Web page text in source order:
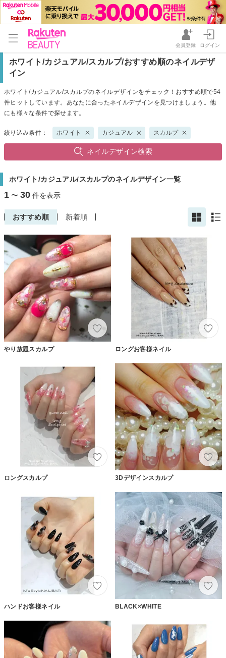
会員登録 ログイン
ホワイト/カジュアル/スカルプ/おすすめ順のネイルデザ
イン
ホワイト/カジュアル/スカルプのネイルデザインをチェック！おすすめ順で54
件ヒットしています。あなたに合ったネイルデザインを見つけましょう。他
にも様々な条件で探せます。
絞り込み条件： ホワイト カジュアル スカルプ
ネイルデザイン検索
ホワイト/カジュアル/スカルプのネイルデザイン一覧
1 〜 30 件を表示
おすすめ順 新着順
やり放題スカルプ ロングお客様ネイル
ロングスカルプ 3Dデザインスカルプ
ハンドお客様ネイル BLACK×WHITE